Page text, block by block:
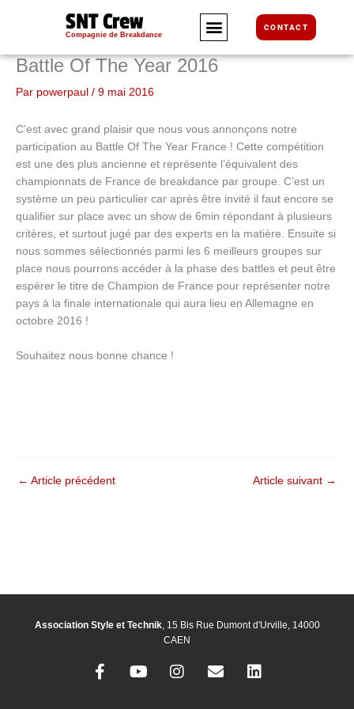
SNT Crew
Compagnie de Breakdance
CONTACT
Battle Of The Year 2016
Par powerpaul / 9 mai 2016
C’est avec grand plaisir que nous vous annonçons notre
participation au Battle Of The Year France ! Cette compétition
est une des plus ancienne et représente l’équivalent des
championnats de France de breakdance par groupe. C’est un
système un peu particulier car après être invité il faut encore se
qualifier sur place avec un show de 6min répondant à plusieurs
critères, et surtout jugé par des experts en la matière. Ensuite si
nous sommes sélectionnés parmi les 6 meilleurs groupes sur
place nous pourrons accéder à la phase des battles et peut être
espérer le titre de Champion de France pour représenter notre
pays à la finale internationale qui aura lieu en Allemagne en
octobre 2016 !
Souhaitez nous bonne chance !
← Article précédent Article suivant →
Association Style et Technik, 15 Bis Rue Dumont d'Urville, 14000
CAEN
F
Y
I
E
L